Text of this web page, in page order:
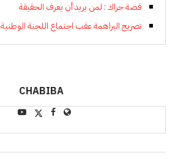
قصة حراك : لمن يريد أن يعرف الحقيقة
تصريح البراهمة عقب اجتماع اللجنة الوطنية
CHABIBA